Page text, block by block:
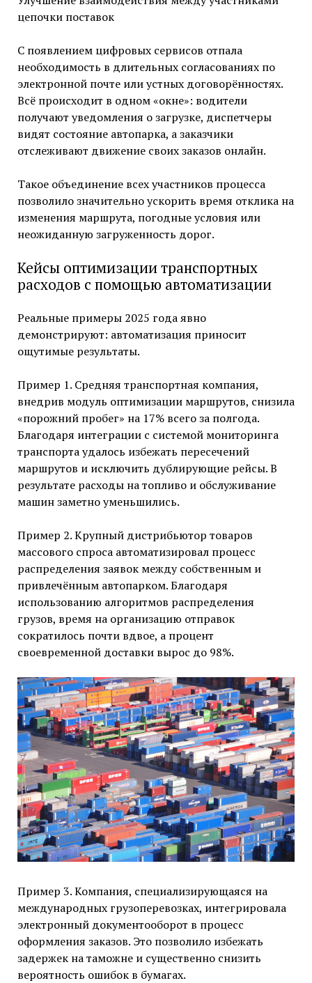
цепочки поставок
С появлением цифровых сервисов отпала
необходимость в длительных согласованиях по
электронной почте или устных договорённостях.
Всё происходит в одном «окне»: водители
получают уведомления о загрузке, диспетчеры
видят состояние автопарка, а заказчики
отслеживают движение своих заказов онлайн.
Такое объединение всех участников процесса
позволило значительно ускорить время отклика на
изменения маршрута, погодные условия или
неожиданную загруженность дорог.
Кейсы оптимизации транспортных
расходов с помощью автоматизации
Реальные примеры 2025 года явно
демонстрируют: автоматизация приносит
ощутимые результаты.
Пример 1. Средняя транспортная компания,
внедрив модуль оптимизации маршрутов, снизила
«порожний пробег» на 17% всего за полгода.
Благодаря интеграции с системой мониторинга
транспорта удалось избежать пересечений
маршрутов и исключить дублирующие рейсы. В
результате расходы на топливо и обслуживание
машин заметно уменьшились.
Пример 2. Крупный дистрибьютор товаров
массового спроса автоматизировал процесс
распределения заявок между собственным и
привлечённым автопарком. Благодаря
использованию алгоритмов распределения
грузов, время на организацию отправок
сократилось почти вдвое, а процент
своевременной доставки вырос до 98%.
Пример 3. Компания, специализирующаяся на
международных грузоперевозках, интегрировала
электронный документооборот в процесс
оформления заказов. Это позволило избежать
задержек на таможне и существенно снизить
вероятность ошибок в бумагах.